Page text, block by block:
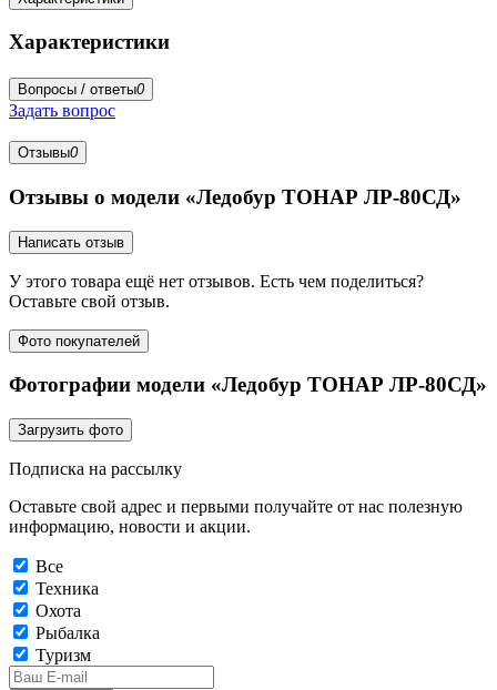
Характеристики
Вопросы / ответы0
Задать вопрос
Отзывы0
Отзывы о модели «Ледобур ТОНАР ЛР-80СД»
Написать отзыв
У этого товара ещё нет отзывов. Есть чем поделиться?
Оставьте свой отзыв.
Фото покупателей
Фотографии модели «Ледобур ТОНАР ЛР-80СД»
Загрузить фото
Подписка на рассылку
Оставьте свой адрес и первыми получайте от нас полезную
информацию, новости и акции.
Все
Техника
Охота
Рыбалка
Туризм